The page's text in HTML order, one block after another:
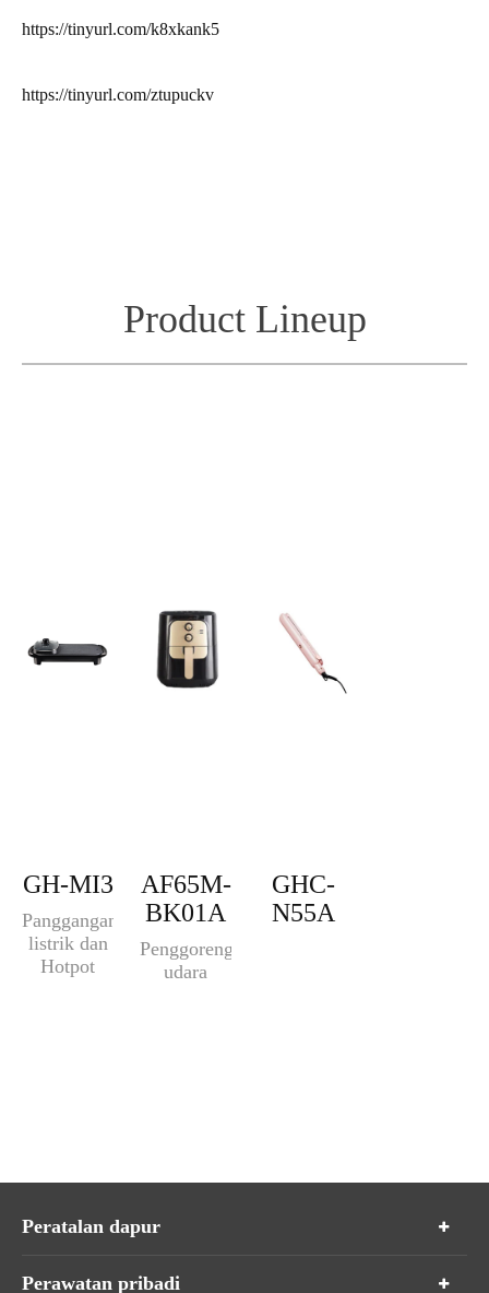
https://tinyurl.com/k8xkank5
https://tinyurl.com/ztupuckv
Product Lineup
GH-MI3
Panggangan
listrik dan
Hotpot
AF65M-
BK01A
Penggorengan
udara
GHC-
N55A
Peratalan dapur
Perawatan pribadi